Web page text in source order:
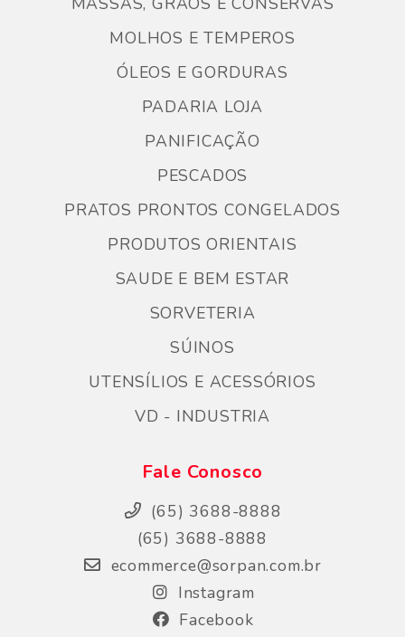
MOLHOS E TEMPEROS
ÓLEOS E GORDURAS
PADARIA LOJA
PANIFICAÇÃO
PESCADOS
PRATOS PRONTOS CONGELADOS
PRODUTOS ORIENTAIS
SAUDE E BEM ESTAR
SORVETERIA
SÚINOS
UTENSÍLIOS E ACESSÓRIOS
VD - INDUSTRIA
Fale Conosco
(65) 3688-8888
(65) 3688-8888
ecommerce@sorpan.com.br
Instagram
Facebook